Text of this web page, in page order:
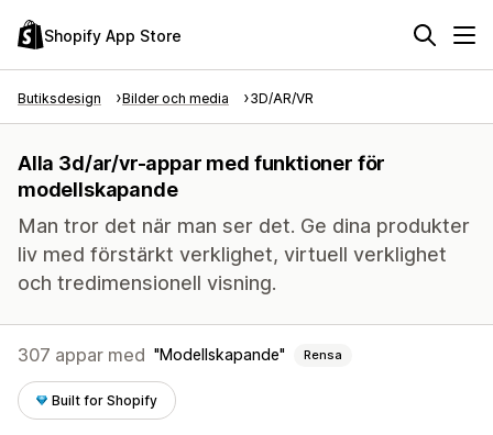
Shopify App Store
Butiksdesign Bilder och media 3D/AR/VR
Alla 3d/ar/vr-appar med funktioner för
modellskapande
Man tror det när man ser det. Ge dina produkter
liv med förstärkt verklighet, virtuell verklighet
och tredimensionell visning.
307 appar med Modellskapande Rensa
Built for Shopify